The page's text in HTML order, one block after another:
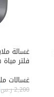
غسالة
فلتر
غسالات
2,200ر.س